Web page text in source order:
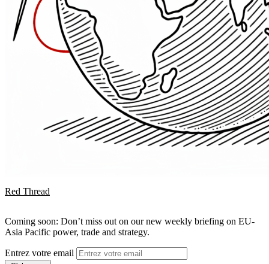
Red Thread
Coming soon: Don’t miss out on our new weekly briefing on EU-
Asia Pacific power, trade and strategy.
Entrez votre email